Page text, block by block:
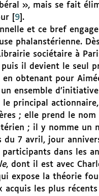
», mais se fait
[ 9] .
et ce bref
phalanstérienne.
sociétaire à
il devient le seul
obtenant pour
ensemble
principal
; elle prend le
; il y nomme un
7 avril, jour
dans les
, dont il est avec
expose la théorie
les plus